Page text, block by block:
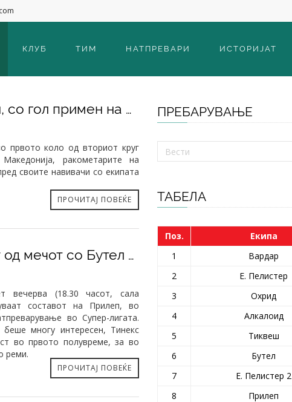
КЛУБ ТИМ НАТПРЕВАРИ ИСТОРИЈАТ
Во драматичен финиш, со гол примен на осум секунди пред крајот, испуштена победа над Прилеп (23-23)
првото коло од вториот круг
ракометарите на
своите навивачи со екипата
ПРОЧИТАЈ ПОВЕЌЕ
Шилегов: Со рецептот од мечот со Бутел по триумф и над Прилеп
вечерва (18.30 часот, сала
составот на Прилеп, во
во Супер-лигата.
многу интересен, Тинекс
во првото полувреме, за во
реми.
ПРОЧИТАЈ ПОВЕЌЕ
ПРЕБАРУВАЊЕ
ТАБЕЛА
Поз. Екипа
1
Вардар
2
Е. Пелистер
3
Охрид
4
Алкалоид
5
Тиквеш
6
Бутел
7
Е. Пелистер 2
8
Прилеп